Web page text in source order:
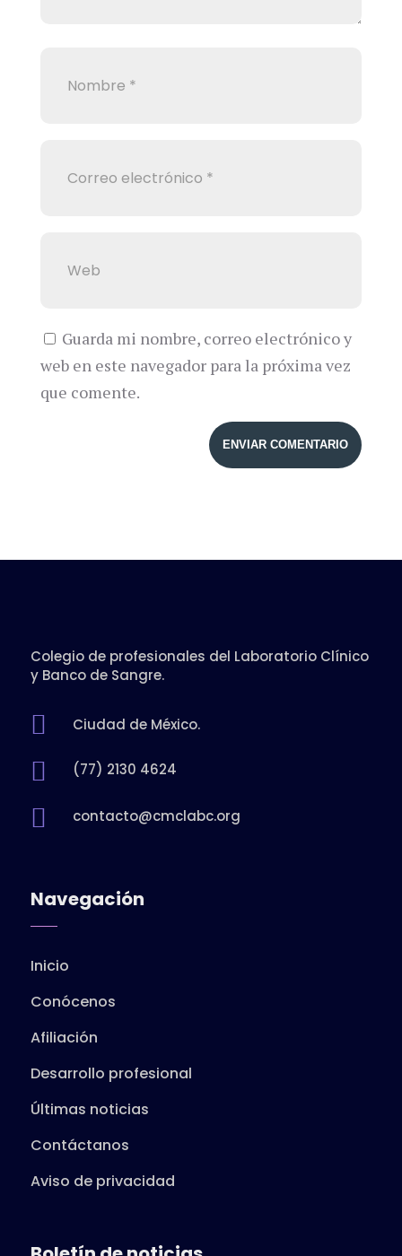
Guarda mi nombre, correo electrónico y
web en este navegador para la próxima vez
que comente.
Colegio de profesionales del Laboratorio Clínico
y Banco de Sangre.
 Ciudad de México.
 (77) 2130 4624
 contacto@cmclabc.org
Navegación
Inicio
Conócenos
Afiliación
Desarrollo profesional
Últimas noticias
Contáctanos
Aviso de privacidad